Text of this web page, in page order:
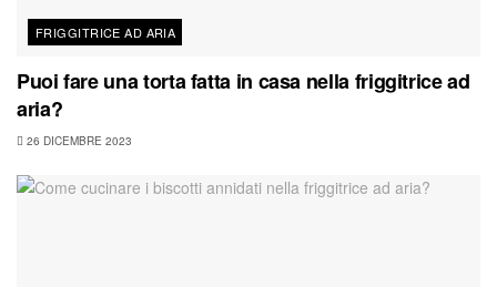
FRIGGITRICE AD ARIA
Puoi fare una torta fatta in casa nella friggitrice ad
aria?
26 DICEMBRE 2023